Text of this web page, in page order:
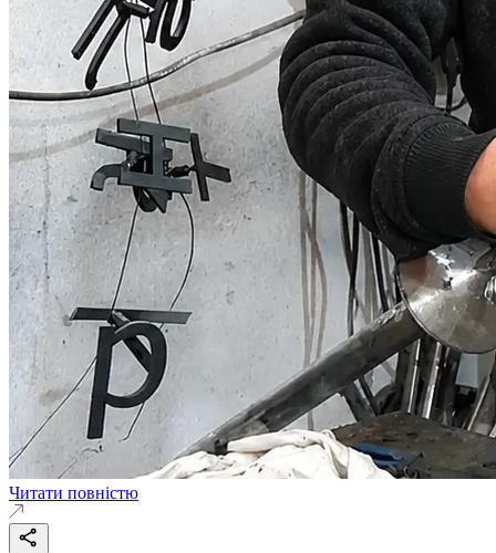
Читати повністю